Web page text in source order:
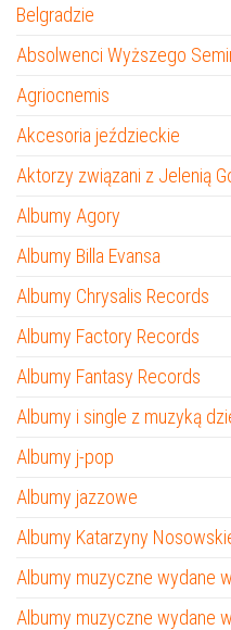
Belgradzie
Absolwenci Wyższego
Agriocnemis
Akcesoria jeździeckie
Aktorzy związani z Jelenią
Albumy Agory
Albumy Billa Evansa
Albumy Chrysalis Records
Albumy Factory Records
Albumy Fantasy Records
Albumy i single z muzyką
Albumy j-pop
Albumy jazzowe
Albumy Katarzyny
Albumy muzyczne wydane
Albumy muzyczne wydane